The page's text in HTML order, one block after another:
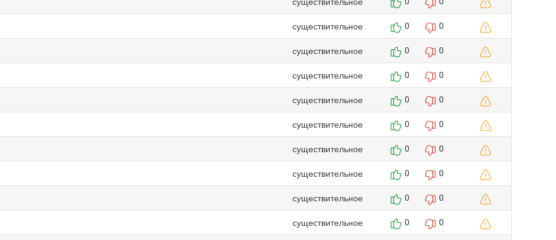
существительное 0 0
существительное 0 0
существительное 0 0
существительное 0 0
существительное 0 0
существительное 0 0
существительное 0 0
существительное 0 0
существительное 0 0